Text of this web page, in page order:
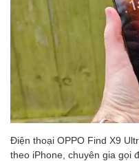
Điện thoại OPPO Find X9
theo iPhone, chuyên gia gọi